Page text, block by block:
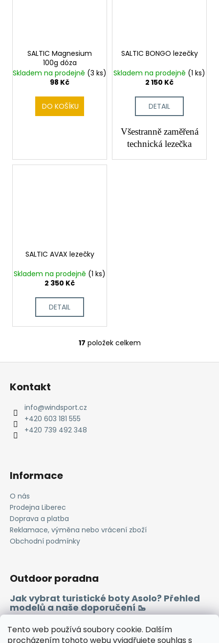
Tento web používá soubory cookie. Dalším
procházením tohoto webu vyjadřujete souhlas s
SALTIC Magnesium
100g dóza
Skladem na prodejně (3 ks)
98 Kč
DO KOŠÍKU
SALTIC BONGO lezečky
Skladem na prodejně (1 ks)
2 150 Kč
DETAIL
Všestranně zaměřená
technická lezečka
SALTIC AVAX lezečky
Skladem na prodejně (1 ks)
2 350 Kč
DETAIL
O
v
s
17 položek celkem
Kontakt
info@windsport.cz
+420 603 181 555
+420 739 492 348
Informace
O nás
Prodejna Liberec
Doprava a platba
Reklamace, výměna nebo vrácení zboží
Obchodní podmínky
Outdoor poradna
Jak vybrat turistické boty Asolo? Přehled
modelů a naše doporučení 🥾